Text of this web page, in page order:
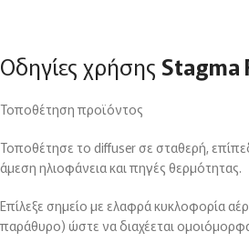
Οδηγίες χρήσης Stagma
Τοποθέτηση προϊόντος
Τοποθέτησε το diffuser σε σταθερή,
άμεση ηλιοφάνεια και πηγές θερμότητας.
Επίλεξε σημείο με ελαφρά κυκλοφορία
παράθυρο) ώστε να διαχέεται